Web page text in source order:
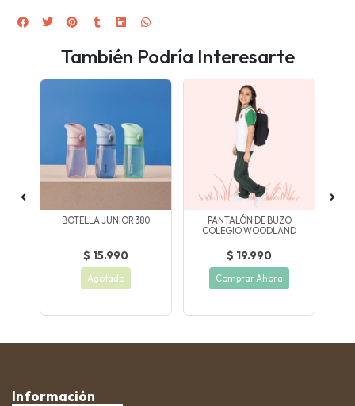
También Podría Interesarte
BOTELLA JUNIOR 380
$ 15.990
Agotado
PANTALÓN DE BUZO
COLEGIO WOODLAND
$ 19.990
Comprar Ahora
Información